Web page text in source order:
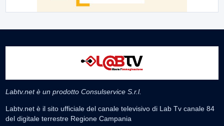
Labtv.net è un prodotto Consulservice S.r.l.
Labtv.net è il sito ufficiale del canale televisivo di Lab Tv canale 84
del digitale terrestre Regione Campania